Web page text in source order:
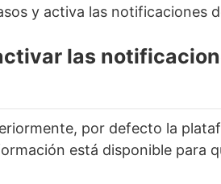
y activa las notificaciones
las
por defecto la
está disponible para